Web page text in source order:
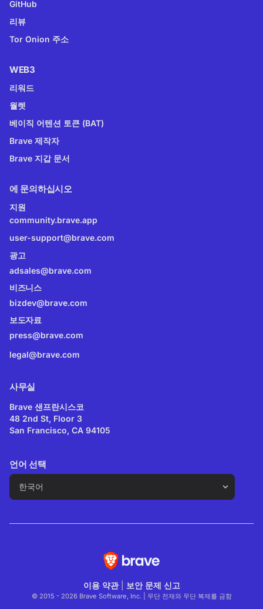
GitHub
리뷰
Tor Onion 주소
WEB3
리워드
월렛
베이직 어텐션 토큰 (BAT)
Brave 제작자
Brave 지갑 문서
에 문의하십시오
지원
community.brave.app
user-support@brave.com
광고
adsales@brave.com
비즈니스
bizdev@brave.com
보도자료
press@brave.com
legal@brave.com
사무실
Brave 샌프란시스코
48 2nd St, Floor 3
San Francisco, CA 94105
언어 선택
이용 약관| 보안 문제 신고
© 2015 - 2026 Brave Software, Inc. | 무단 전재와 무단 복제를 금함